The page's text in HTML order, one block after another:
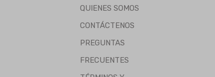
QUIENES SOMOS
CONTÁCTENOS
PREGUNTAS
FRECUENTES